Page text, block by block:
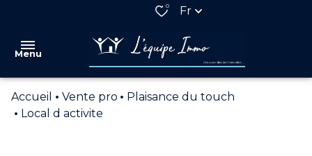
0 Fr
Menu
VENTES
Accueil Vente pro
Plaisance du touch
Local d activite